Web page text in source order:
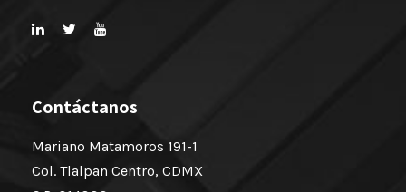
Contáctanos
Mariano Matamoros 191-1
Col. Tlalpan Centro, CDMX